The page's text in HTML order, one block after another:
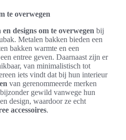
te overwegen
designs om te overwegen bij
Metalen bakken bieden een
bakken warmte en een
entree geven. Daarnaast zijn er
van minimalistisch tot
iets vindt dat bij hun interieur
van gerenommeerde merken
gewild vanwege hun
design, waardoor ze echt
accessoires.